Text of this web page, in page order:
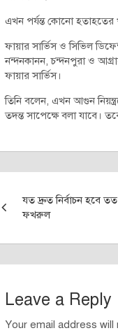
এখন পর্যন্ত কোনো হতাহতের
ফায়ার সার্ভিস ও সিভিল
নন্দনকানন, চন্দনপুরা ও
ফায়ার সার্ভিস।
তিনি বলেন, এখন আগুন
তদন্ত সাপেক্ষে বলা যাবে।
navigation
যত দ্রুত নির্বাচন হবে
ফখরুল
Leave a Reply
Your email address